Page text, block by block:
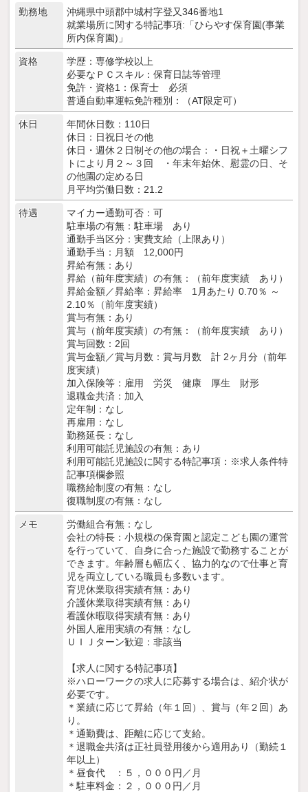
勤務地
沖縄県中頭郡中城村字登又346番地1
就業場所に関する特記事項:「ひらやす保育園(事業
所内保育園)」
資格
学歴：専修学校以上
必要なＰＣスキル：保育日誌等管理
免許・資格1：保育士 必須
普通自動車運転免許種別：（AT限定可）
休日
年間休日数：110日
休日：日祝日その他
休日・週休２日制その他の場合：・日祝＋土曜シフ
トにより月２～３回 ・年末年始休、慰霊の日、そ
の他園の定める日
月平均労働日数：21.2
待遇
マイカー通勤可否：可
駐車場の有無：駐車場 あり
通勤手当区分：実費支給（上限あり）
通勤手当：月額 12,000円
昇給有無：あり
昇給（前年度実績）の有無：（前年度実績 あり）
昇給金額／昇給率：昇給率 1月あたり 0.70％ ～
2.10％（前年度実績）
賞与有無：あり
賞与（前年度実績）の有無：（前年度実績 あり）
賞与回数：2回
賞与金額／賞与月数：賞与月数 計 2ヶ月分（前年
度実績）
加入保険等：雇用 労災 健康 厚生 財形
退職金共済：加入
定年制：なし
再雇用：なし
勤務延長：なし
利用可能託児施設の有無：あり
利用可能託児施設に関する特記事項：※求人条件特
記事項欄参照
職務給制度の有無：なし
復職制度の有無：なし
メモ
労働組合有無：なし
会社の特長：小規模の保育園と認定こども園の運営
を行っていて、自身に合った施設で勤務することが
できます。年齢層も幅広く、協力的なので仕事と育
児を両立している職員も多数います。
育児休業取得実績有無：あり
介護休業取得実績有無：あり
看護休暇取得実績有無：あり
外国人雇用実績の有無：なし
ＵＩＪターン歓迎：非該当
【求人に関する特記事項】
※ハローワークの求人に応募する場合は、紹介状が
必要です。
＊業績に応じて昇給（年１回）、賞与（年２回）あ
り。
＊通勤費は、距離に応じて支給。
＊退職金共済は正社員登用後から適用あり（勤続１
年以上）
＊昼食代 ：５，０００円／月
＊駐車料金：２，０００円／月